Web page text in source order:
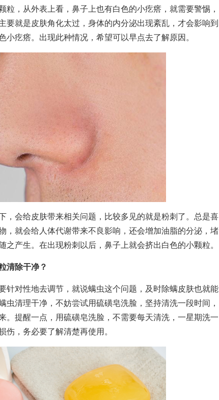
，从外表上看，鼻子上也有白色的小疙瘩，就需要警惕，
要就是皮肤角化太过，身体的内分泌出现紊乱，才会影响到
小疙瘩。出现此种情况，希望可以早点去了解原因。
会给皮肤带来相关问题，比较多见的就是粉刺了。总是喜
，就会给人体代谢带来不良影响，还会增加油脂的分泌，堵
之产生。在出现粉刺以后，鼻子上就会挤出白色的小颗粒。
清除干净？
对性地去调节，就说螨虫这个问题，及时除螨皮肤也就能
虫清理干净，不妨尝试用硫磺皂洗脸，坚持清洗一段时间，
。提醒一点，用硫磺皂洗脸，不需要每天清洗，一星期洗一
伤，务必要了解清楚再使用。